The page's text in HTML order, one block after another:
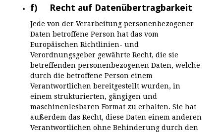
f) Recht auf Datenübertragbarkeit
Jede von der Verarbeitung personenbezogener
Daten betroffene Person hat das vom
Europäischen Richtlinien- und
Verordnungsgeber gewährte Recht, die sie
betreffenden personenbezogenen Daten, welche
durch die betroffene Person einem
Verantwortlichen bereitgestellt wurden, in
einem strukturierten, gängigen und
maschinenlesbaren Format zu erhalten. Sie hat
außerdem das Recht, diese Daten einem anderen
Verantwortlichen ohne Behinderung durch den